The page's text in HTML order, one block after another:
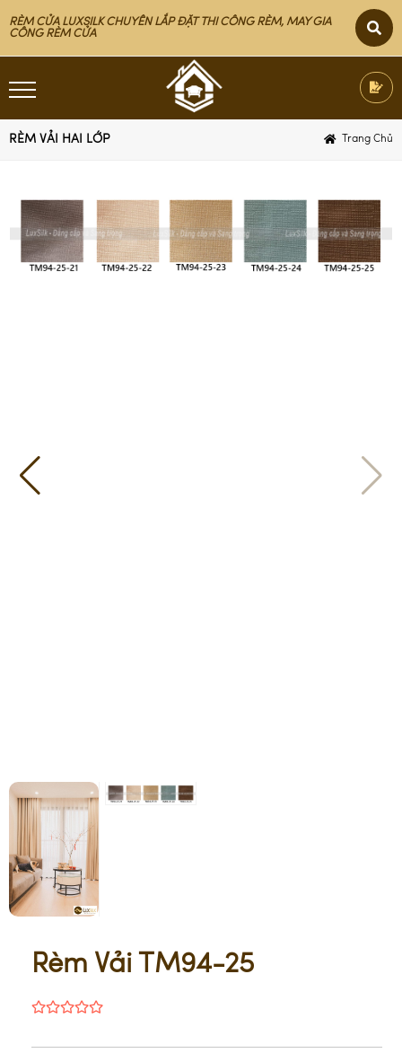
RÈM CỬA LUXSILK CHUYÊN LẮP ĐẶT THI CÔNG RÈM, MAY GIA
CÔNG RÈM CỬA
RÈM VẢI HAI LỚP Trang Chủ
Rèm Vải TM94-25